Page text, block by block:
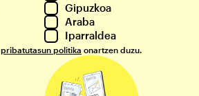
Gipuzkoa
Araba
Iparraldea
pribatutasun politika onartzen duzu.